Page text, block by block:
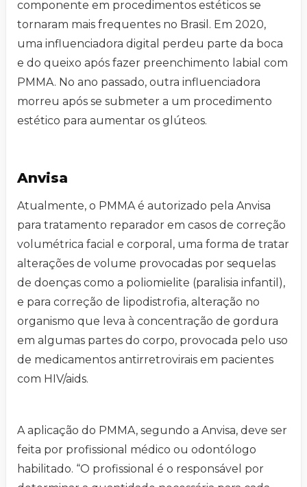
componente em procedimentos estéticos se
tornaram mais frequentes no Brasil. Em 2020,
uma influenciadora digital perdeu parte da boca
e do queixo após fazer preenchimento labial com
PMMA. No ano passado, outra influenciadora
morreu após se submeter a um procedimento
estético para aumentar os glúteos.
Anvisa
Atualmente, o PMMA é autorizado pela Anvisa
para tratamento reparador em casos de correção
volumétrica facial e corporal, uma forma de tratar
alterações de volume provocadas por sequelas
de doenças como a poliomielite (paralisia infantil),
e para correção de lipodistrofia, alteração no
organismo que leva à concentração de gordura
em algumas partes do corpo, provocada pelo uso
de medicamentos antirretrovirais em pacientes
com HIV/aids.
A aplicação do PMMA, segundo a Anvisa, deve ser
feita por profissional médico ou odontólogo
habilitado. “O profissional é o responsável por